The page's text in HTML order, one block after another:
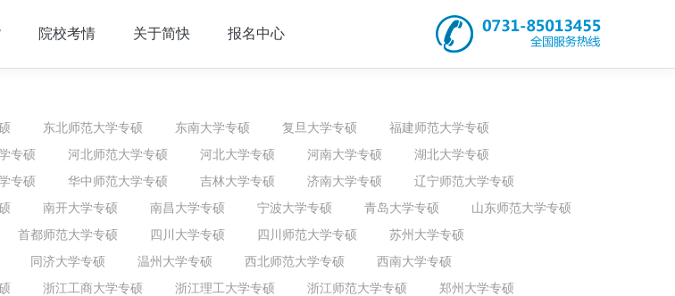
院校考情 关于简快 报名中心
东北师范大学专硕 东南大学专硕 复旦大学专硕
福建师范大学专硕
专硕 河北师范大学专硕 河北大学专硕 河南大学专硕
湖北大学专硕
专硕 华中师范大学专硕 吉林大学专硕 济南大学专硕
辽宁师范大学专硕
南开大学专硕 南昌大学专硕 宁波大学专硕 青岛大学专硕
山东师范大学专硕
首都师范大学专硕 四川大学专硕 四川师范大学专硕
苏州大学专硕
同济大学专硕 温州大学专硕 西北师范大学专硕
西南大学专硕
浙江工商大学专硕 浙江理工大学专硕 浙江师范大学专硕
郑州大学专硕